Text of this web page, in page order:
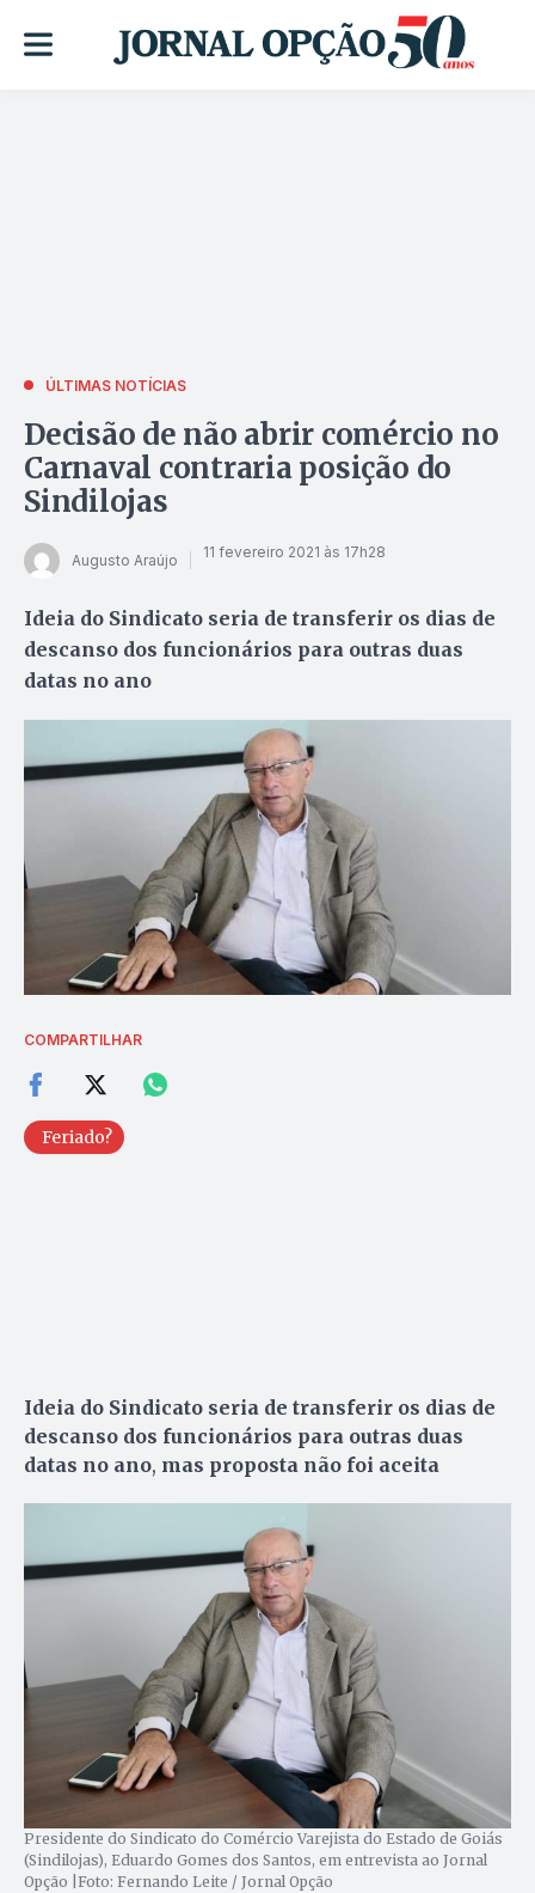
ÚLTIMAS NOTÍCIAS
Decisão de não abrir comércio no
Carnaval contraria posição do
Sindilojas
Augusto Araújo 11 fevereiro 2021 às 17h28
Ideia do Sindicato seria de transferir os dias de
descanso dos funcionários para outras duas
datas no ano
COMPARTILHAR
Feriado?
Ideia do Sindicato seria de transferir os dias de
descanso dos funcionários para outras duas
datas no ano, mas proposta não foi aceita
Presidente do Sindicato do Comércio Varejista do Estado de Goiás
(Sindilojas), Eduardo Gomes dos Santos, em entrevista ao Jornal
Opção |Foto: Fernando Leite / Jornal Opção